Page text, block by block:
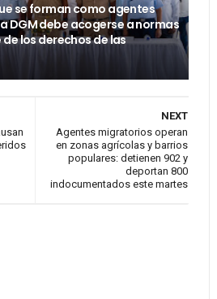
se forman como agentes
DGM debe acogerse a normas
los derechos de las
NEXT
Agentes migratorios operan
en zonas agrícolas y barrios
populares: detienen 902 y
deportan 800
indocumentados este martes